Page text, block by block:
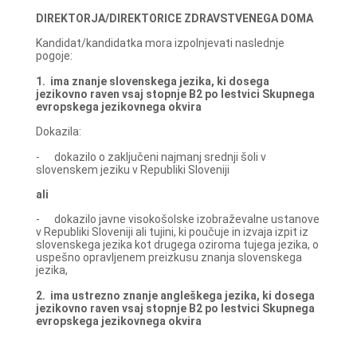
DIREKTORJA/DIREKTORICE ZDRAVSTVENEGA DOMA
Kandidat/kandidatka mora izpolnjevati naslednje
pogoje:
1. ima znanje slovenskega jezika, ki dosega
jezikovno raven vsaj stopnje B2 po lestvici Skupnega
evropskega jezikovnega okvira
Dokazila:
- dokazilo o zaključeni najmanj srednji šoli v
slovenskem jeziku v Republiki Sloveniji
ali
- dokazilo javne visokošolske izobraževalne ustanove
v Republiki Sloveniji ali tujini, ki poučuje in izvaja izpit iz
slovenskega jezika kot drugega oziroma tujega jezika, o
uspešno opravljenem preizkusu znanja slovenskega
jezika,
2. ima ustrezno znanje angleškega jezika, ki dosega
jezikovno raven vsaj stopnje B2 po lestvici Skupnega
evropskega jezikovnega okvira